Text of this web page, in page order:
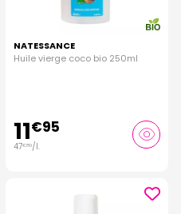
NATESSANCE
Huile vierge coco bio 250ml
11€95
47€80/l.